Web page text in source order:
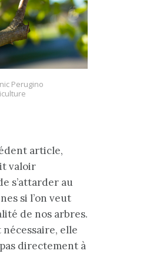
Perugino
article,
valoir
s’attarder au
si l’on veut
de nos arbres.
elle
directement à